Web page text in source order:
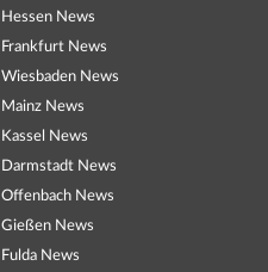
Hessen News
Frankfurt News
Wiesbaden News
Mainz News
Kassel News
Darmstadt News
Offenbach News
Gießen News
Fulda News